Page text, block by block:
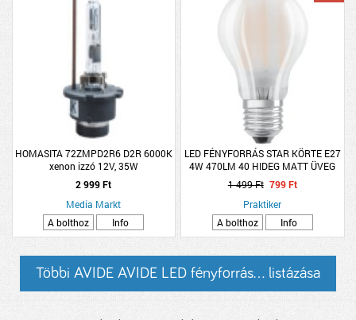
HOMASITA 72ZMPD2R6 D2R 6000K
xenon izzó 12V, 35W
2 999 Ft
Media Markt
A bolthoz
Info
LED FÉNYFORRÁS STAR KÖRTE E27
4W 470LM 40 HIDEG MATT ÜVEG
15000H
1 499 Ft 799 Ft
Praktiker
A bolthoz
Info
Többi AVIDE AVIDE LED fényforrás... listázása